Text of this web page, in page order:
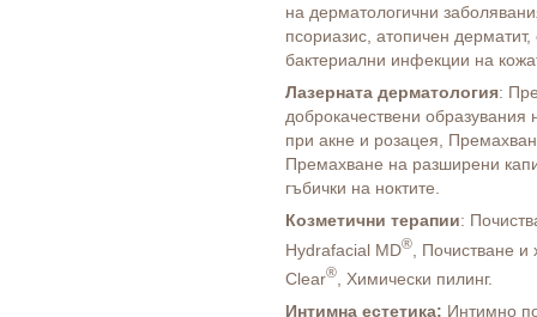
на дерматологични
псориазис, атопичен
бактериални инфекции на
Лазерната дерматология:
доброкачествени
при акне и розацея,
Премахване на разширени
гъбички на ноктите.
Козметични терапии:
Hydrafacial MD®
, Почистване
Clear®
, Химически пилинг.
Интимна естетика: Интимно